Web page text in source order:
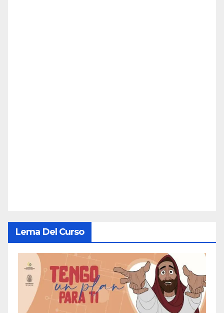
Lema Del Curso